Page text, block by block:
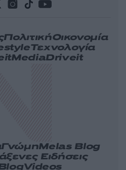
ΠολιτικήΟικονομία
Τεχνολογία
MediaDriveit
ΓνώμηMelas Blog
Ειδήσεις
Videos